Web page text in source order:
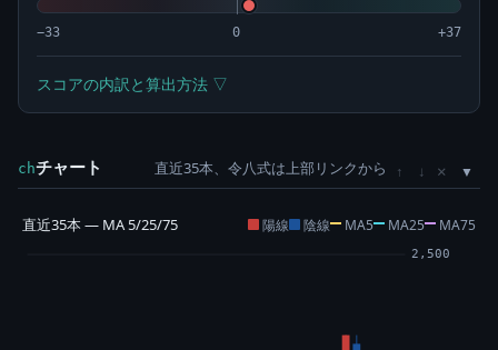
−33 0 +37
スコアの内訳と算出方法 ▽
chチャート 直近35本、令八式は上部リンクから ↑ ↓ ×
直近35本 — MA 5/25/75 陽線 陰線 MA5 MA25 MA75
2,500